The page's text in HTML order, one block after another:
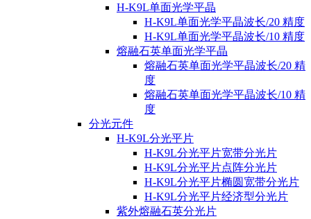
H-K9L单面光学平晶
H-K9L单面光学平晶波长/20 精度
H-K9L单面光学平晶波长/10 精度
熔融石英单面光学平晶
熔融石英单面光学平晶波长/20 精
度
熔融石英单面光学平晶波长/10 精
度
分光元件
H-K9L分光平片
H-K9L分光平片宽带分光片
H-K9L分光平片点阵分光片
H-K9L分光平片椭圆宽带分光片
H-K9L分光平片经济型分光片
紫外熔融石英分光片